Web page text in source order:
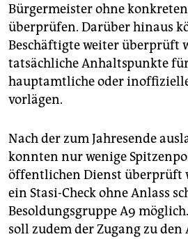
Bürgermeister ohne
überprüfen. Darüber hinaus
Beschäftigte weiter überprüft
tatsächliche Anhaltspunkte
hauptamtliche oder
vorlägen.
Nach der zum Jahresende
konnten nur wenige
öffentlichen Dienst überprüft
ein Stasi-Check ohne Anlass
Besoldungsgruppe A9
soll zudem der Zugang zu